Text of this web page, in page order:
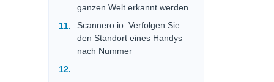
ganzen Welt erkannt werden
Scannero.io: Verfolgen Sie
den Standort eines Handys
nach Nummer